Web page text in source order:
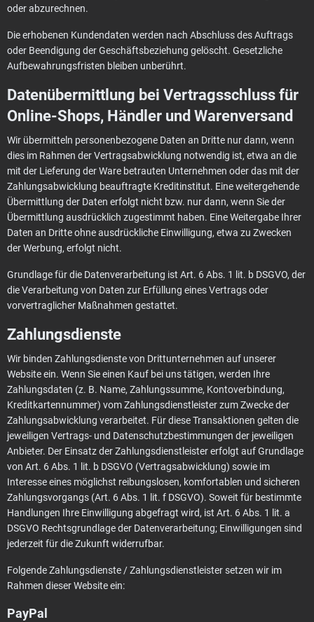
oder abzurechnen.
Die erhobenen Kundendaten werden nach Abschluss des Auftrags
oder Beendigung der Geschäftsbeziehung gelöscht. Gesetzliche
Aufbewahrungsfristen bleiben unberührt.
Daten­übermittlung bei Vertragsschluss für
Online-Shops, Händler und Warenversand
Wir übermitteln personenbezogene Daten an Dritte nur dann, wenn
dies im Rahmen der Vertragsabwicklung notwendig ist, etwa an die
mit der Lieferung der Ware betrauten Unternehmen oder das mit der
Zahlungsabwicklung beauftragte Kreditinstitut. Eine weitergehende
Übermittlung der Daten erfolgt nicht bzw. nur dann, wenn Sie der
Übermittlung ausdrücklich zugestimmt haben. Eine Weitergabe Ihrer
Daten an Dritte ohne ausdrückliche Einwilligung, etwa zu Zwecken
der Werbung, erfolgt nicht.
Grundlage für die Datenverarbeitung ist Art. 6 Abs. 1 lit. b DSGVO, der
die Verarbeitung von Daten zur Erfüllung eines Vertrags oder
vorvertraglicher Maßnahmen gestattet.
Zahlungsdienste
Wir binden Zahlungsdienste von Drittunternehmen auf unserer
Website ein. Wenn Sie einen Kauf bei uns tätigen, werden Ihre
Zahlungsdaten (z. B. Name, Zahlungssumme, Kontoverbindung,
Kreditkartennummer) vom Zahlungsdienstleister zum Zwecke der
Zahlungsabwicklung verarbeitet. Für diese Transaktionen gelten die
jeweiligen Vertrags- und Datenschutzbestimmungen der jeweiligen
Anbieter. Der Einsatz der Zahlungsdienstleister erfolgt auf Grundlage
von Art. 6 Abs. 1 lit. b DSGVO (Vertragsabwicklung) sowie im
Interesse eines möglichst reibungslosen, komfortablen und sicheren
Zahlungsvorgangs (Art. 6 Abs. 1 lit. f DSGVO). Soweit für bestimmte
Handlungen Ihre Einwilligung abgefragt wird, ist Art. 6 Abs. 1 lit. a
DSGVO Rechtsgrundlage der Datenverarbeitung; Einwilligungen sind
jederzeit für die Zukunft widerrufbar.
Folgende Zahlungsdienste / Zahlungsdienstleister setzen wir im
Rahmen dieser Website ein:
PayPal